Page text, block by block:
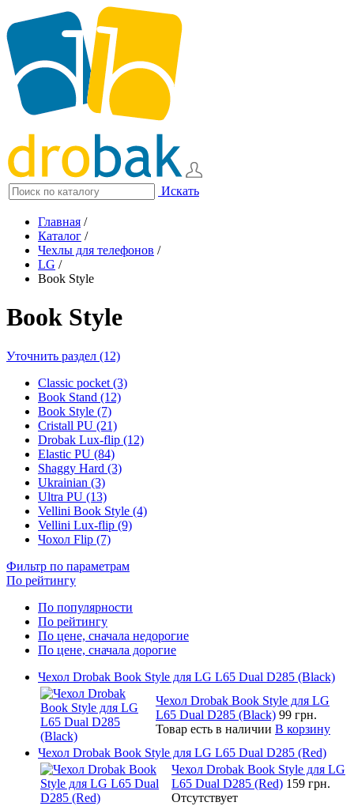
Искать
Главная /
Каталог /
Чехлы для телефонов /
LG /
Book Style
Book Style
Уточнить раздел (12)
Classic pocket (3)
Book Stand (12)
Book Style (7)
Cristall PU (21)
Drobak Lux-flip (12)
Elastic PU (84)
Shaggy Hard (3)
Ukrainian (3)
Ultra PU (13)
Vellini Book Style (4)
Vellini Lux-flip (9)
Чохол Flip (7)
Фильтр по параметрам
По рейтингу
По популярности
По рейтингу
По цене, сначала недорогие
По цене, сначала дорогие
Чехол Drobak Book Style для LG L65 Dual D285 (Black)
Чехол Drobak Book Style для LG
L65 Dual D285 (Black) 99 грн.
Товар есть в наличии В корзину
Чехол Drobak Book Style для LG L65 Dual D285 (Red)
Чехол Drobak Book Style для LG
L65 Dual D285 (Red) 159 грн.
Отсутствует